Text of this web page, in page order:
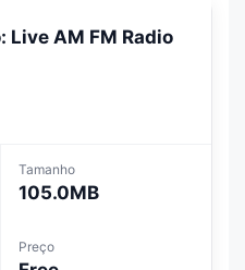
Live AM FM Radio
Tamanho
105.0MB
Preço